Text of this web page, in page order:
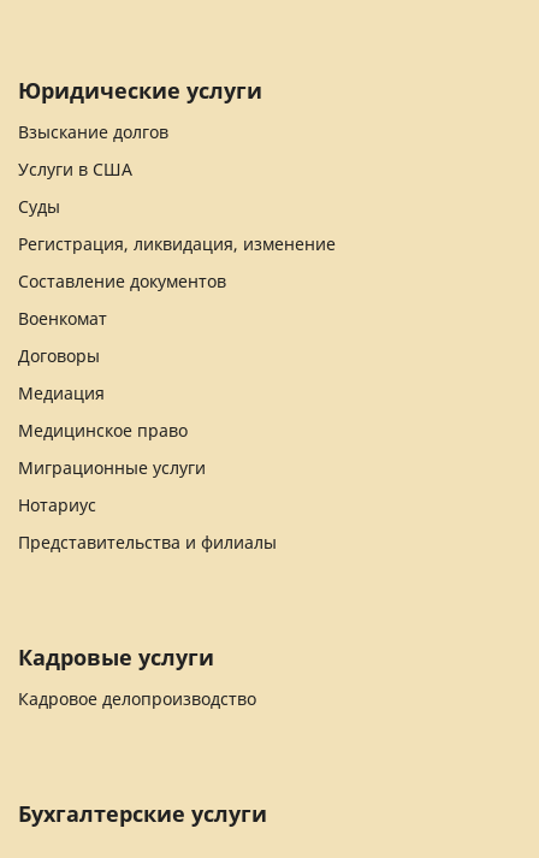
Юридические услуги
Взыскание долгов
Услуги в США
Суды
Регистрация, ликвидация, изменение
Составление документов
Военкомат
Договоры
Медиация
Медицинское право
Миграционные услуги
Нотариус
Представительства и филиалы
Кадровые услуги
Кадровое делопроизводство
Бухгалтерские услуги